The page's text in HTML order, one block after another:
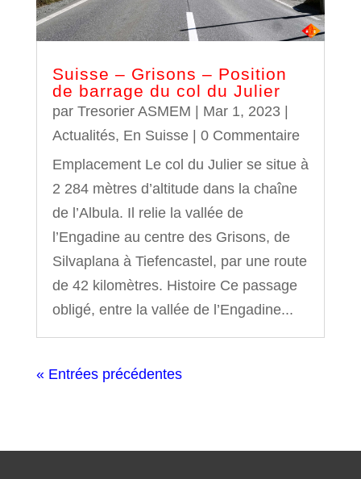
Suisse – Grisons – Position
de barrage du col du Julier
par Tresorier ASMEM | Mar 1, 2023|
Actualités, En Suisse| 0 Commentaire
Emplacement Le col du Julier se situe à
2 284 mètres d’altitude dans la chaîne
de l’Albula. Il relie la vallée de
l’Engadine au centre des Grisons, de
Silvaplana à Tiefencastel, par une route
de 42 kilomètres. Histoire Ce passage
obligé, entre la vallée de l’Engadine...
« Entrées précédentes